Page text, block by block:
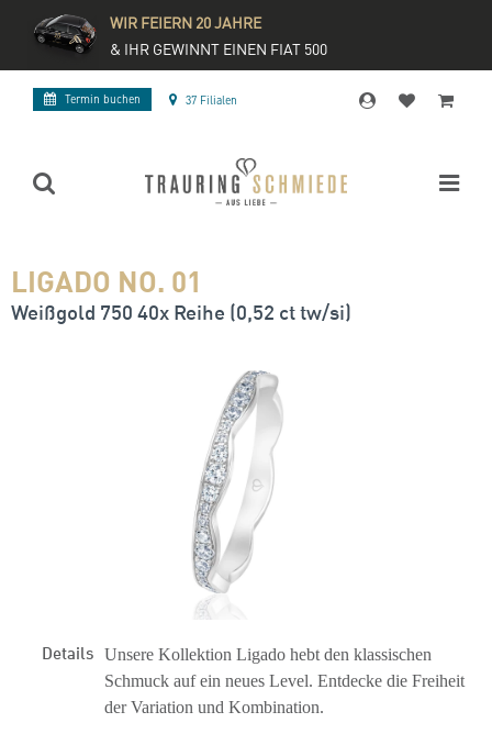
WIR FEIERN 20 JAHRE
& IHR GEWINNT EINEN FIAT 500
Termin buchen 37 Filialen
LIGADO NO. 01
Weißgold 750 40x Reihe (0,52 ct tw/si)
Details Unsere Kollektion Ligado hebt den klassischen
Schmuck auf ein neues Level. Entdecke die Freiheit
der Variation und Kombination.